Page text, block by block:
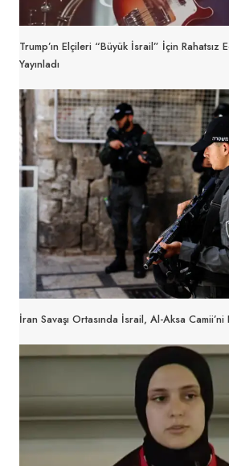
Trump’ın Elçileri “Büyük İsrail” İçin
Yayınladı
İran Savaşı Ortasında İsrail, Al-Aksa Camii’ni